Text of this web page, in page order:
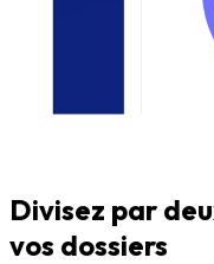
Divisez par
vos dossiers